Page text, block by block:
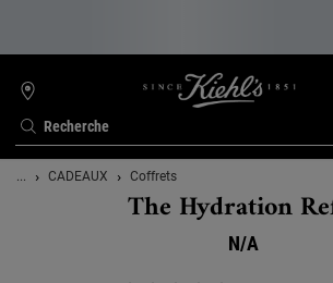
Recherche
TROUVER
UNE
BOUTIQUE
Contenu principal
... CADEAUX Coffrets
The Hydration
N/A